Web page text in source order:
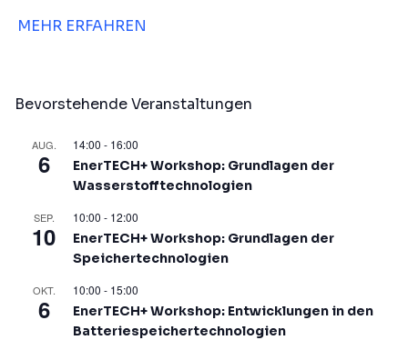
MEHR ERFAHREN
Bevorstehende Veranstaltungen
AUG.
6
14:00 - 16:00
EnerTECH+ Workshop: Grundlagen der
Wasserstofftechnologien
SEP.
10
10:00 - 12:00
EnerTECH+ Workshop: Grundlagen der
Speichertechnologien
OKT.
6
10:00 - 15:00
EnerTECH+ Workshop: Entwicklungen in den
Batteriespeichertechnologien